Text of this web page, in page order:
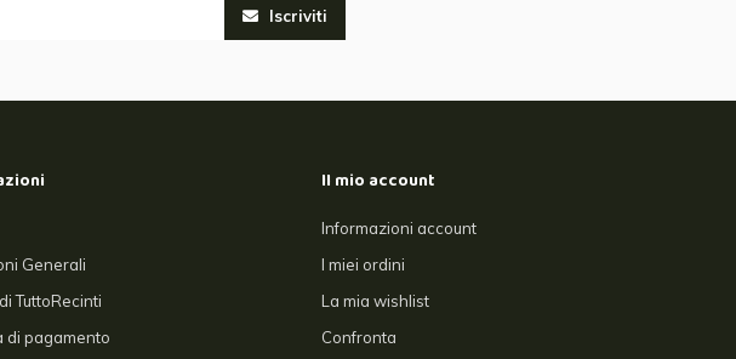
Iscriviti
Generali
TuttoRecinti
di pagamento
Il mio account
Informazioni account
I miei ordini
La mia wishlist
Confronta